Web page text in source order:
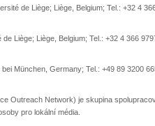
de Liège; Liège, Belgium; Tel.: +32 4
Liège; Liège, Belgium; Tel.: +32 4 366
München, Germany; Tel.: +49 89 3200
Outreach Network) je skupina
pro lokální média.